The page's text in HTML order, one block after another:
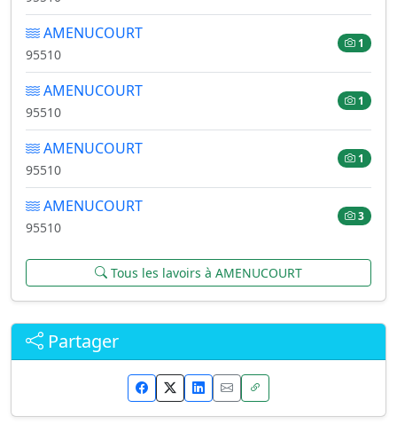
AMENUCOURT
95510
1
AMENUCOURT
95510
1
AMENUCOURT
95510
1
AMENUCOURT
95510
3
Tous les lavoirs à AMENUCOURT
Partager